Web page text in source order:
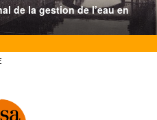
de la gestion de l’eau en